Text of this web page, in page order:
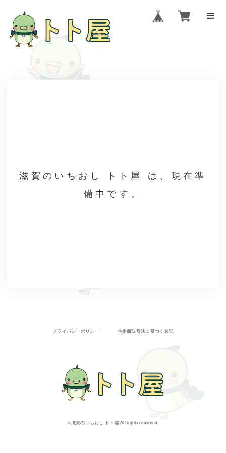
滋賀のいちおし トト屋 は、現在準
備中です。
プライバシーポリシー 特定商取引法に基づく表記
©︎滋賀のいちおし トト屋 All rights reserved.